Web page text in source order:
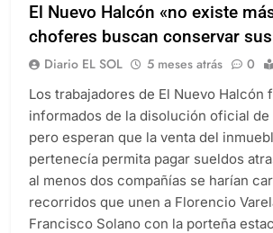
El Nuevo Halcón «no existe
choferes buscan conservar
Diario EL SOL 5 meses atrás 0
Los trabajadores de El Nuevo Halcón
informados de la disolución oficial de
pero esperan que la venta del
pertenecía permita pagar sueldos
al menos dos compañías se harían
recorridos que unen a Florencio
Francisco Solano con la porteña